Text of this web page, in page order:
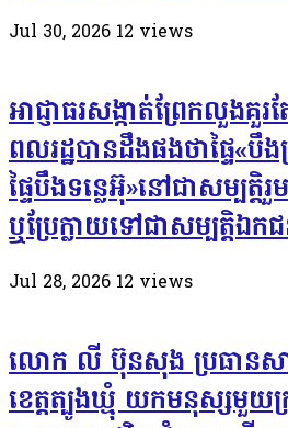
Jul 30, 2026 12 views
អាជ្ញាធរសង្កាត់ព្រែកលួងគួរ
ពលរដ្ឋបានដឹងផងថាផ្ទៃ«បឹ
ផ្ទៃបឹងទន្លេអ៊ុ»នៅជាសម្បត្តិ
ឬប្រែក្លាយទៅជាសម្បត្តិឯក
Jul 28, 2026 12 views
លោក លី ប៊ុនសុង ប្រធានសា
ខេត្តត្បូងឃ្មុំ យកមនុស្សមួយ